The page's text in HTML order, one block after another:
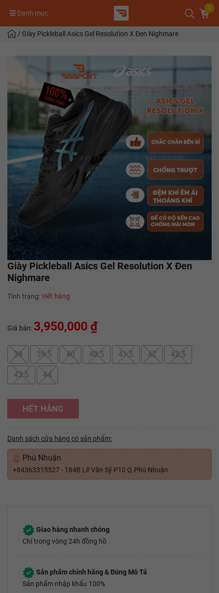
Danh mục
0
/ Giày Pickleball Asics Gel Resolution X Đen Nighmare
Giày Pickleball Asics Gel Resolution X Đen
Nighmare
Tình trạng: Hết hàng
Giá bán: 3,950,000 ₫
39 39.5 40 40.5 41.5 42 42.5
43.5 44
HẾT HÀNG
Danh sách cửa hàng có sản phẩm:
Phú Nhuận
+84363315527 - 184B Lê Văn Sỹ P10 Q.Phú Nhuận
Giao hàng nhanh chóng
Chỉ trong vòng 24h đồng hồ
Sản phẩm chính hãng & Đúng Mô Tả
Sản phẩm nhập khẩu 100%